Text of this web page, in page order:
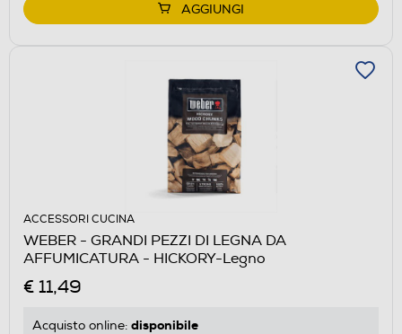
AGGIUNGI
ACCESSORI CUCINA
WEBER - GRANDI PEZZI DI LEGNA DA
AFFUMICATURA - HICKORY-Legno
€ 11,49
Acquisto online: disponibile